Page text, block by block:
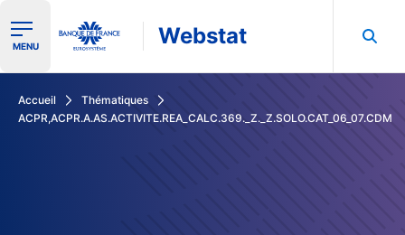
Ouvrir le menu de navigation
MENU Webstat
Accueil
Thématiques
ACPR,ACPR.A.AS.ACTIVITE.REA_CALC.369._Z._Z.SOLO.CAT_06_07.CDM